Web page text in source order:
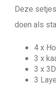
Deze
doen als
4 x
3 x
3 x
3